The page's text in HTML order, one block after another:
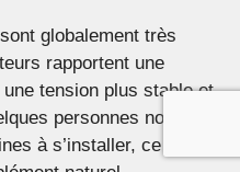
globalement très
rapportent une
tension plus stable et
personnes notent que
à s’installer, ce qui est